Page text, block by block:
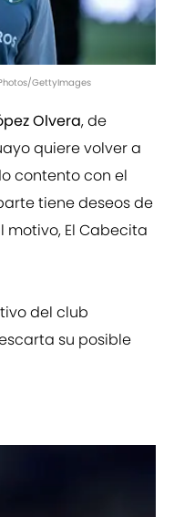
GettyImages
Olvera, de
quiere volver a
contento con el
tiene deseos de
motivo, El Cabecita
del club
su posible